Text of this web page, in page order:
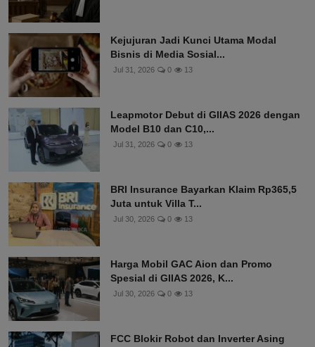
Kejujuran Jadi Kunci Utama Modal
Bisnis di Media Sosial...
Jul 31, 2026 0 13
Leapmotor Debut di GIIAS 2026 dengan
Model B10 dan C10,...
Jul 31, 2026 0 13
BRI Insurance Bayarkan Klaim Rp365,5
Juta untuk Villa T...
Jul 30, 2026 0 13
Harga Mobil GAC Aion dan Promo
Spesial di GIIAS 2026, K...
Jul 30, 2026 0 13
FCC Blokir Robot dan Inverter Asing